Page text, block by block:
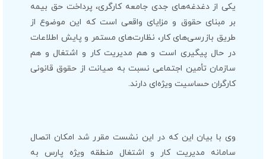
یکی از دغدغه‌های جدی جامعه کارگری، پرداخت حق بیمه
بر مبنای حقوق و مزایای واقعی است که این موضوع از
طریق بازرسی‌های کار، نظارت‌های مستمر و پایش اطلاعات
در حال پیگیری است و هم مدیریت کار و اشتغال و هم
سازمان تأمین اجتماعی نسبت به صیانت از حقوق قانونی
کارگران حساسیت ویژه‌ای دارند.
وی با بیان این که در این نشست مقرر شد امکان اتصال
سامانه مدیریت کار و اشتغال منطقه ویژه پارس به